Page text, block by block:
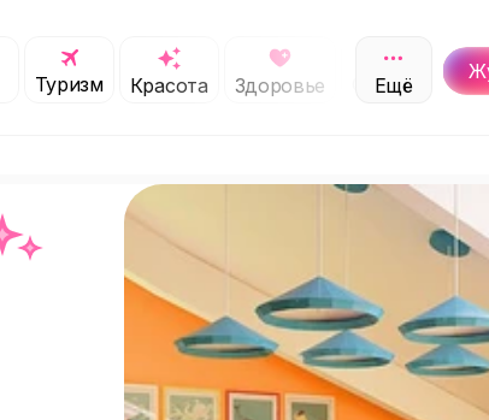
Туризм Красота Здоровье Обучение
Ещё